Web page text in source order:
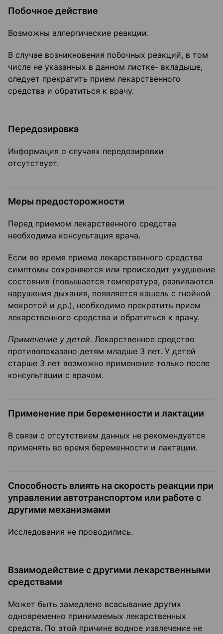
Побочное действие
Возможны аллергические реакции.
В случае возникновения побочных реакций, в том
числе не указанных в данном листке- вкладыше,
следует прекратить прием лекарственного
средства и обратиться к врачу.
Передозировка
Информация о случаях передозировки
отсутствует.
Меры предосторожности
Перед приемом лекарственного средства
необходима консультация врача.
Если во время приема лекарственного средства
симптомы сохраняются или происходит ухудшение
состояния (повышается температура, развиваются
нарушения дыхания, появляется кашель с гнойной
мокротой и др.), необходимо прекратить прием
лекарственного средства и обратиться к врачу.
Применение у детей. Лекарственное средство
противопоказано детям младше 3 лет. У детей
старше 3 лет возможно применение только после
консультации с врачом.
Применение при беременности и лактации
В связи с отсутствием данных не рекомендуется
применять во время беременности и лактации.
Способность влиять на скорость реакции при
управлении автотранспортом или работе с
другими механизмами
Исследования не проводились.
Взаимодействие с другими лекарственными
средствами
Может быть замедлено всасывание других
одновременно принимаемых лекарственных
средств. По этой причине водное извлечение не